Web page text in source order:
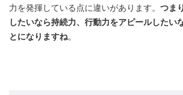
力を発揮している点に違いがあります。 つま
したいなら持続力、行動力をアピールしたい
とになりますね。